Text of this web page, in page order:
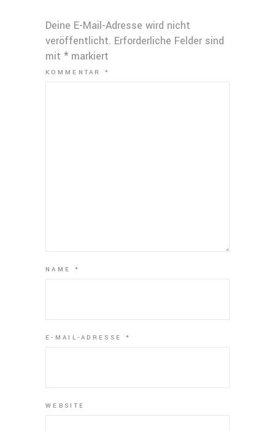
Deine E-Mail-Adresse wird nicht
veröffentlicht. Erforderliche Felder sind
mit * markiert
KOMMENTAR*
NAME *
E-MAIL-ADRESSE *
WEBSITE